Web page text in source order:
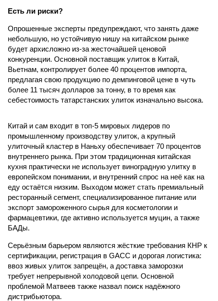
Есть ли риски?
Опрошенные эксперты предупреждают, что занять даже
небольшую, но устойчивую нишу на китайском рынке
будет архисложно из-за жесточайшей ценовой
конкуренции. Основной поставщик улиток в Китай,
Вьетнам, контролирует более 40 процентов импорта,
предлагая свою продукцию по демпинговой цене в чуть
более 11 тысяч долларов за тонну, в то время как
себестоимость татарстанских улиток изначально высока.
Китай и сам входит в топ-5 мировых лидеров по
промышленному производству улиток, а крупный
улиточный кластер в Наньху обеспечивает 70 процентов
внутреннего рынка. При этом традиционная китайская
кухня практически не использует виноградную улитку в
европейском понимании, и внутренний спрос на неё как на
еду остаётся низким. Выходом может стать премиальный
ресторанный сегмент, специализированное питание или
экспорт замороженного сырья для косметологии и
фармацевтики, где активно используется муцин, а также
БАДы.
Серьёзным барьером являются жёсткие требования КНР к
сертификации, регистрация в GACC и дорогая логистика:
ввоз живых улиток запрещён, а доставка заморозки
требует непрерывной холодовой цепи. Основной
проблемой Матвеев также назвал поиск надёжного
дистрибьютора.